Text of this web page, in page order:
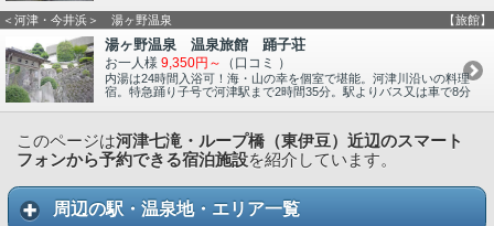
＜河津・今井浜＞ 湯ヶ野温泉 【旅館】
湯ヶ野温泉 温泉旅館 踊子荘
お一人様 9,350円～ （口コミ ）
内湯は24時間入浴可！海・山の幸を個室で堪能。河津川沿いの料理
宿。特急踊り子号で河津駅まで2時間35分。駅よりバス又は車で8分
このページは河津七滝・ループ橋（東伊豆）近辺のスマート
フォンから予約できる宿泊施設を紹介しています。
周辺の駅・温泉地・エリア一覧